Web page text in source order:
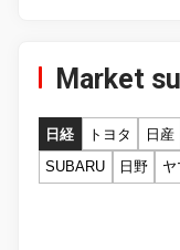
Market
日経 トヨタ 日産
SUBARU
日野